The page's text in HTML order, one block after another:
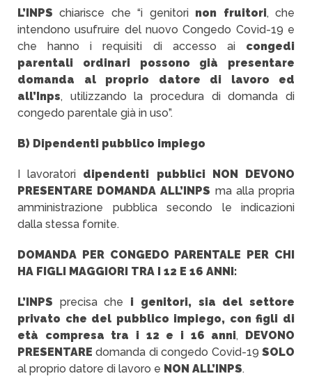
L’INPS chiarisce che “i genitori non fruitori, che
intendono usufruire del nuovo Congedo Covid-19 e
che hanno i requisiti di accesso ai congedi
parentali ordinari possono già presentare
domanda al proprio datore di lavoro ed
all’Inps, utilizzando la procedura di domanda di
congedo parentale già in uso”.
B) Dipendenti pubblico impiego
I lavoratori dipendenti pubblici NON DEVONO
PRESENTARE DOMANDA ALL’INPS ma alla propria
amministrazione pubblica secondo le indicazioni
dalla stessa fornite.
DOMANDA PER CONGEDO PARENTALE PER CHI
HA FIGLI MAGGIORI TRA I 12 E 16 ANNI:
L’INPS precisa che i genitori, sia del settore
privato che del pubblico impiego, con figli di
età compresa tra i 12 e i 16 anni, DEVONO
PRESENTARE domanda di congedo Covid-19 SOLO
al proprio datore di lavoro e NON ALL’INPS.